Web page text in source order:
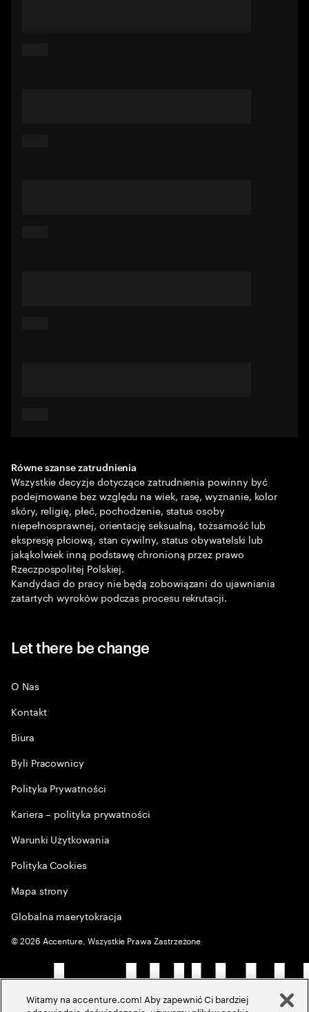
Równe szanse zatrudnienia
Wszystkie decyzje dotyczące zatrudnienia powinny być
podejmowane bez względu na wiek, rasę, wyznanie, kolor
skóry, religię, płeć, pochodzenie, status osoby
niepełnosprawnej, orientację seksualną, tożsamość lub
ekspresję płciową, stan cywilny, status obywatelski lub
jakąkolwiek inną podstawę chronioną przez prawo
Rzeczpospolitej Polskiej.
Kandydaci do pracy nie będą zobowiązani do ujawniania
zatartych wyroków podczas procesu rekrutacji.
Let there be change
O Nas
Kontakt
Biura
Byli Pracownicy
Polityka Prywatności
Kariera – polityka prywatności
Warunki Użytkowania
Polityka Cookies
Mapa strony
Globalna maerytokracja
©2026 Accenture, Wszystkie Prawa Zastrzeżone
Witamy na accenture.com! Aby zapewnić Ci bardziej